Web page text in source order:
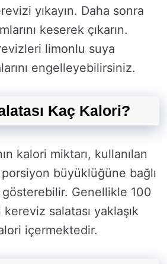
yıkayın. Daha sonra
keserek çıkarın.
limonlu suya
engelleyebilirsiniz.
Kaç Kalori?
kalori miktarı, kullanılan
büyüklüğüne bağlı
Genellikle 100
salatası yaklaşık
içermektedir.